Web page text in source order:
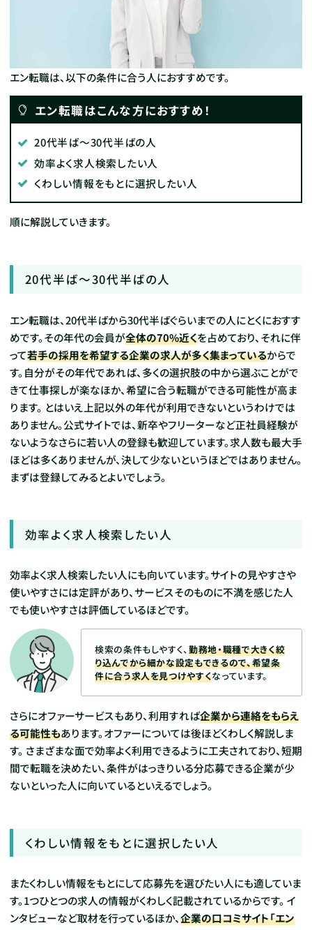
エン転職は、以下の条件に合う人におすすめです。
エン転職はこんな方におすすめ！
20代半ば～30代半ばの人
効率よく求人検索したい人
くわしい情報をもとに選択したい人
順に解説していきます。
20代半ば～30代半ばの人
エン転職は、20代半ばから30代半ばぐらいまでの人にとくにおすす
めです。その年代の会員が全体の70%近くを占めており、それに伴
って若手の採用を希望する企業の求人が多く集まっているからで
す。自分がその年代であれば、多くの選択肢の中から選ぶことがで
きて仕事探しが楽なほか、希望に合う転職ができる可能性が高ま
ります。 とはいえ上記以外の年代が利用できないというわけでは
ありません。公式サイトでは、新卒やフリーターなど正社員経験が
ないようなさらに若い人の登録も歓迎しています。求人数も最大手
ほどは多くありませんが、決して少ないというほどではありません。
まずは登録してみるとよいでしょう。
効率よく求人検索したい人
効率よく求人検索したい人にも向いています。サイトの見やすさや
使いやすさには定評があり、サービスそのものに不満を感じた人
でも使いやすさは評価しているほどです。
検索の条件もしやすく、勤務地・職種で大きく絞
り込んでから細かな設定もできるので、希望条
件に合う求人を見つけやすくなっています。
さらにオファーサービスもあり、利用すれば企業から連絡をもらえ
る可能性もあります。オファーについては後ほどくわしく解説しま
す。 さまざまな面で効率よく利用できるように工夫されており、短期
間で転職を決めたい、条件がはっきりいる分応募できる企業が少
ないといった人に向いているといえるでしょう。
くわしい情報をもとに選択したい人
またくわしい情報をもとにして応募先を選びたい人にも適していま
す。1つひとつの求人の情報がくわしく記載されているからです。 イ
ンタビューなど取材を行っているほか、企業の口コミサイト「エン